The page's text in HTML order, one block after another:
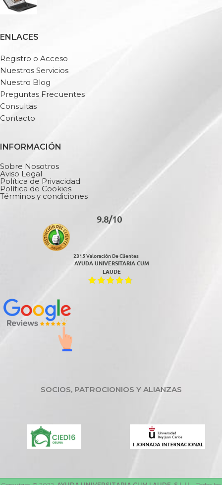
ENLACES
Registro o Acceso
Nuestros Servicios
Nuestro Blog
Preguntas Frecuentes
Consultas
Contacto
INFORMACIÓN
Sobre Nosotros
Aviso Legal
Política de Privacidad
Política de Cookies
Términos y condiciones
AYUDA UNIVERSITARIA CUM
LAUDE
9.8/10
2315 Valoración De Clientes
SOCIOS, PATROCIONIOS Y ALIANZAS